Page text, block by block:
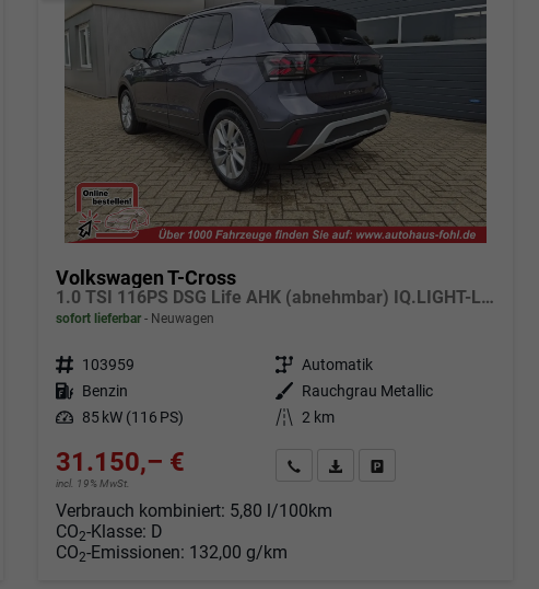
Volkswagen T-Cross
1.0 TSI 116PS DSG Life AHK (abnehmbar) IQ.LIGHT-LED-Matrix Sitzheizung Rückf.Kamera Klimaautomatik Abstandstempomat Apple CarPlay Android Auto
sofort lieferbar Neuwagen
Fahrzeugnr. 103959 Getriebe Automatik
Kraftstoff Benzin Außenfarbe
Rauchgrau Metallic
Leistung 85 kW (116 PS) Kilometerstand 2 km
31.150,– €
incl. 19% MwSt.
Angebot anfordern
Fahrzeugexpose (PDF)
Fahrzeug parken
Verbrauch kombiniert: 5,80 l/100km
CO2-Klasse: D
CO2-Emissionen: 132,00 g/km